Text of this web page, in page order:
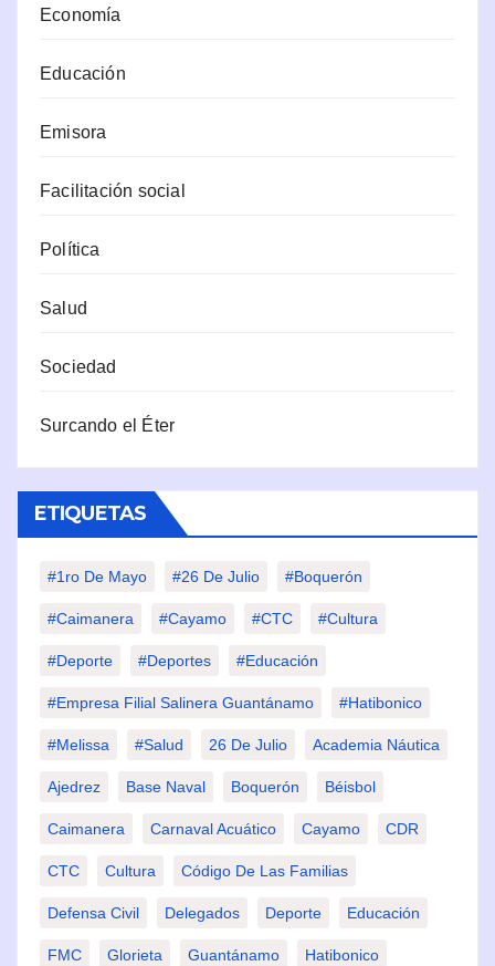
Economía
Educación
Emisora
Facilitación social
Política
Salud
Sociedad
Surcando el Éter
ETIQUETAS
#1ro De Mayo #26 De Julio #Boquerón
#Caimanera #Cayamo #CTC #Cultura
#Deporte #deportes #Educación
#Empresa Filial Salinera Guantánamo #Hatibonico
#Melissa #Salud 26 De Julio Academia Náutica
Ajedrez Base Naval Boquerón Béisbol
Caimanera Carnaval Acuático Cayamo CDR
CTC Cultura Código De Las Familias
Defensa Civil Delegados Deporte Educación
FMC Glorieta Guantánamo Hatibonico